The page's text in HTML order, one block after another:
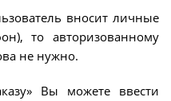
вносит личные
то авторизованному
не нужно.
Вы можете ввести